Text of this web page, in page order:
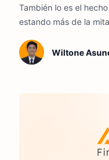
También lo es el
estando más de la
Wiltone